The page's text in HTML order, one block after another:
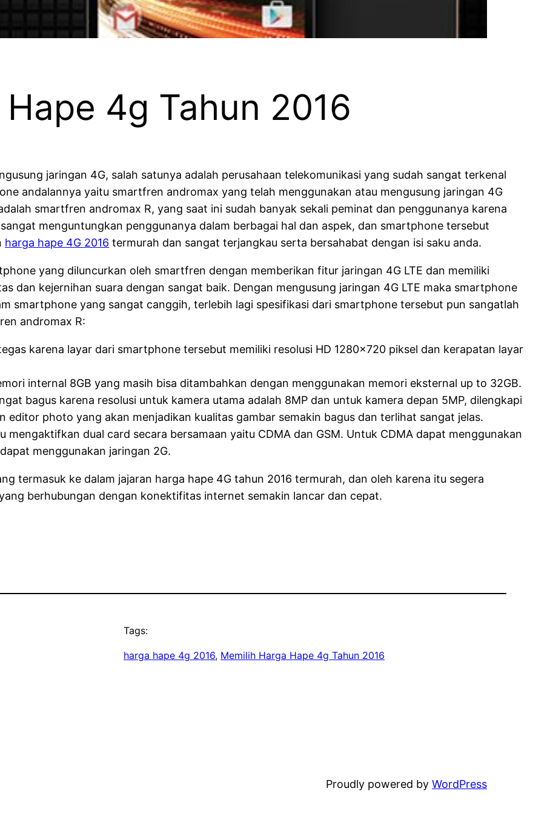
4g Tahun 2016
jaringan 4G, salah satunya adalah perusahaan telekomunikasi yang sudah sangat terkenal
andalannya yaitu smartfren andromax yang telah menggunakan atau mengusung jaringan 4G
smartfren andromax R, yang saat ini sudah banyak sekali peminat dan penggunanya karena
menguntungkan penggunanya dalam berbagai hal dan aspek, dan smartphone tersebut
harga hape 4G 2016 termurah dan sangat terjangkau serta bersahabat dengan isi saku anda.
yang diluncurkan oleh smartfren dengan memberikan fitur jaringan 4G LTE dan memiliki
dan kejernihan suara dengan sangat baik. Dengan mengusung jaringan 4G LTE maka smartphone
smartphone yang sangat canggih, terlebih lagi spesifikasi dari smartphone tersebut pun sangatlah
andromax R:
karena layar dari smartphone tersebut memiliki resolusi HD 1280×720 piksel dan kerapatan layar
internal 8GB yang masih bisa ditambahkan dengan menggunakan memori eksternal up to 32GB.
bagus karena resolusi untuk kamera utama adalah 8MP dan untuk kamera depan 5MP, dilengkapi
editor photo yang akan menjadikan kualitas gambar semakin bagus dan terlihat sangat jelas.
mengaktifkan dual card secara bersamaan yaitu CDMA dan GSM. Untuk CDMA dapat menggunakan
menggunakan jaringan 2G.
termasuk ke dalam jajaran harga hape 4G tahun 2016 termurah, dan oleh karena itu segera
berhubungan dengan konektifitas internet semakin lancar dan cepat.
Tags:
harga hape 4g 2016, Memilih Harga Hape 4g Tahun 2016
Proudly powered by WordPress